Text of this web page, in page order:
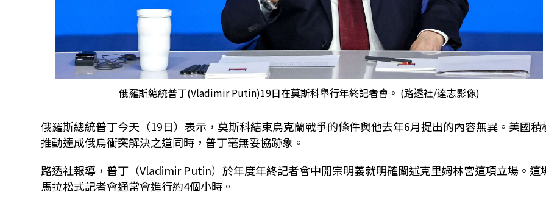
俄羅斯總統普丁(Vladimir Putin)19日在莫斯科舉行年終記者會。 (路透社/達志影像)
俄羅斯總統普丁今天（19日）表示，莫斯科結束烏克蘭戰爭的條件與他去年6月提出的內容無異。美國積
推動達成俄烏衝突解決之道同時，普丁毫無妥協跡象。
路透社報導，普丁（Vladimir Putin）於年度年終記者會中開宗明義就明確闡述克里姆林宮這項立場。這
馬拉松式記者會通常會進行約4個小時。